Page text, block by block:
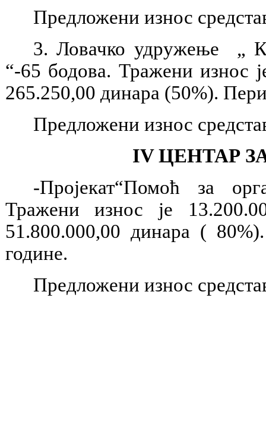
Предложени износ
3. Ловачко удружење „
“-65 бодова. Тражени износ
265.250,00 динара (50%).
Предложени износ
IVЦЕНТАР
-Пројекат“Помоћ за
Тражени износ је
51.800.000,00 динара (
године.
Предложени износ